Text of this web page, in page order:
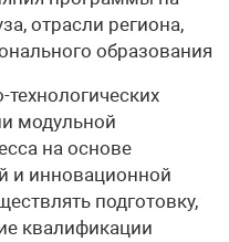
отрасли региона,
образования
модульной
на основе
и инновационной
подготовку,
квалификации